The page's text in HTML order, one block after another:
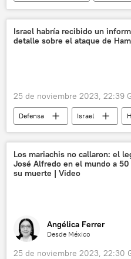
📈 Mercados y finanzas
Israel habría recibido un
detalle sobre el ataque de
25 de noviembre 2023, 22:39
Defensa Israel
🛡️ Zonas de conflicto
📰 Conflicto palestino-israelí
Los mariachis no callaron: el
José Alfredo en el mundo a 50
su muerte | Video
Angélica Ferrer
Desde México
25 de noviembre 2023, 22:30